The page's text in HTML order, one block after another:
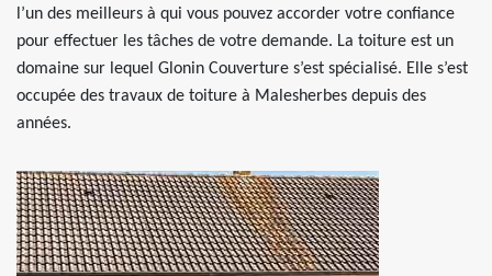
l’un des meilleurs à qui vous pouvez accorder votre confiance
pour effectuer les tâches de votre demande. La toiture est un
domaine sur lequel Glonin Couverture s’est spécialisé. Elle s’est
occupée des travaux de toiture à Malesherbes depuis des
années.